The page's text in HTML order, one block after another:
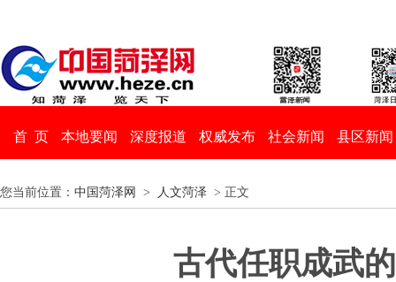
首 页 本地要闻 深度报道 权威发布 社会新闻 县区新闻
您当前位置： 中国菏泽网 > 人文菏泽 > 正文
古代任职成武